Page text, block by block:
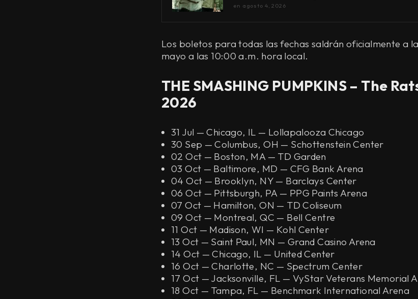
en agosto 4, 2026
Los boletos para todas las fechas saldrán oficialmente a
mayo a las 10:00 a.m. hora local.
THE SMASHING PUMPKINS – The
2026
31 Jul — Chicago, IL — Lollapalooza Chicago
30 Sep — Columbus, OH — Schottenstein Center
02 Oct — Boston, MA — TD Garden
03 Oct — Baltimore, MD — CFG Bank Arena
04 Oct — Brooklyn, NY — Barclays Center
06 Oct — Pittsburgh, PA — PPG Paints Arena
07 Oct — Hamilton, ON — TD Coliseum
09 Oct — Montreal, QC — Bell Centre
11 Oct — Madison, WI — Kohl Center
13 Oct — Saint Paul, MN — Grand Casino Arena
14 Oct — Chicago, IL — United Center
16 Oct — Charlotte, NC — Spectrum Center
17 Oct — Jacksonville, FL — VyStar Veterans Memorial
18 Oct — Tampa, FL — Benchmark International Arena